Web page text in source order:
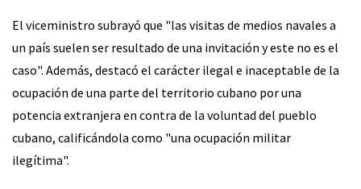
El viceministro subrayó que "las visitas de medios navales a
un país suelen ser resultado de una invitación y este no es el
caso". Además, destacó el carácter ilegal e inaceptable de la
ocupación de una parte del territorio cubano por una
potencia extranjera en contra de la voluntad del pueblo
cubano, calificándola como "una ocupación militar
ilegítima".